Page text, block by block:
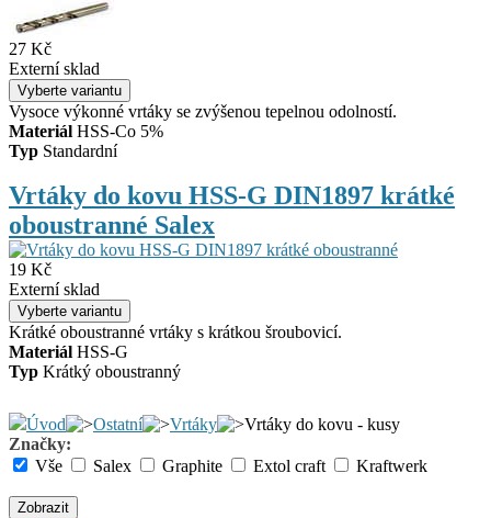
27 Kč
Externí sklad
Vysoce výkonné vrtáky se zvýšenou tepelnou odolností.
Materiál HSS-Co 5%
Typ Standardní
Vrtáky do kovu HSS-G DIN1897 krátké
oboustranné Salex
19 Kč
Externí sklad
Krátké oboustranné vrtáky s krátkou šroubovicí.
Materiál HSS-G
Typ Krátký oboustranný
Úvod Ostatní Vrtáky
Vrtáky do kovu - kusy
Značky:
Vše
Salex Graphite Extol craft Kraftwerk
Zobrazit